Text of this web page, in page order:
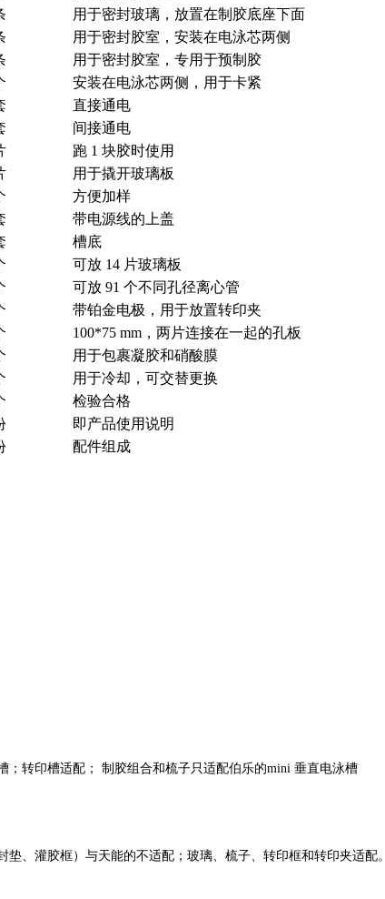
用于密封玻璃，放置在制胶底座下面
用于密封胶室，安装在电泳芯两侧
用于密封胶室，专用于预制胶
安装在电泳芯两侧，用于卡紧
直接通电
间接通电
跑 1 块胶时使用
用于撬开玻璃板
方便加样
带电源线的上盖
槽底
可放 14 片玻璃板
可放 91 个不同孔径离心管
带铂金电极，用于放置转印夹
100*75 mm，两片连接在一起的孔板
用于包裹凝胶和硝酸膜
用于冷却，可交替更换
检验合格
即产品使用说明
配件组成
转印槽适配； 制胶组合和梳子只适配伯乐的mini 垂直电泳槽
、灌胶框）与天能的不适配；玻璃、梳子、转印框和转印夹适配。